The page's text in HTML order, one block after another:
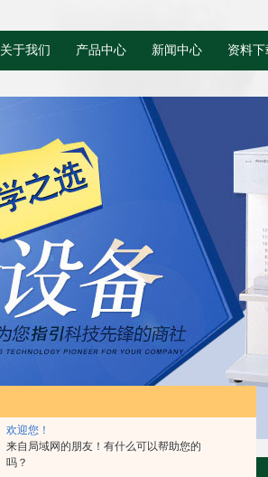
欢迎您！
来自局域网的朋友！有什么可以帮助您的
吗？
关于我们 产品中心 新闻中心 资料下